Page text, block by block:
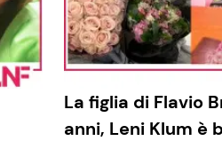
La figlia di Flavio
anni, Leni Klum è